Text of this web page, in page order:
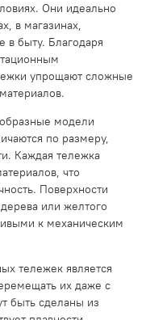
Они идеально
в магазинах,
в быту. Благодаря
упрощают сложные
модели
по размеру,
Каждая тележка
что
Поверхности
или желтого
к механическим
тележек является
их даже с
быть сделаны из